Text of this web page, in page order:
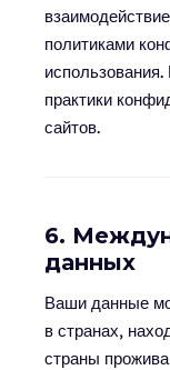
политиками
практики
сайтов.
6.
данных
Ваши данные
в странах,
страны